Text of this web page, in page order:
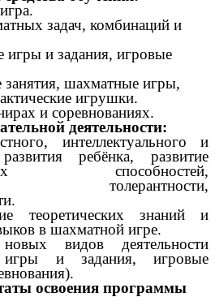
задач, комбинаций и
игры и задания, игровые
занятия, шахматные игры,
игрушки.
и соревнованиях.
деятельности:
интеллектуального и
ребёнка, развитие
способностей,
толерантности,
теоретических знаний и
в шахматной игре.
видов деятельности
игры и задания, игровые
освоения программы